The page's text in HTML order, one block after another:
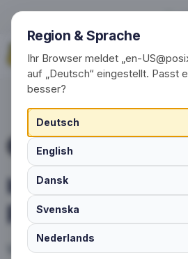
Individuelle
Region & Sprache
Ihr Browser meldet „en-
auf „Deutsch“ eingestellt. Passt
besser?
Deutsch
English
Dansk
Svenska
Nederlands
SOCKEN MIT LOGO UND DESIGN
Individuelle
produzieren
Wir produzieren Ihre